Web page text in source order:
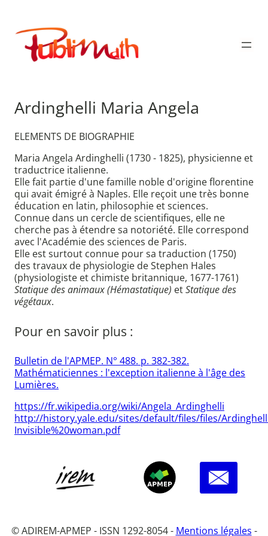
contenu
Publimath
Ardinghelli Maria Angela
ELEMENTS DE BIOGRAPHIE
Maria Angela Ardinghelli (1730 - 1825), physicienne et
traductrice italienne.
Elle fait partie d'une famille noble d'origine florentine
qui avait émigré à Naples. Elle reçoit une très bonne
éducation en latin, philosophie et sciences.
Connue dans un cercle de scientifiques, elle ne
cherche pas à étendre sa notoriété. Elle correspond
avec l'Académie des sciences de Paris.
Elle est surtout connue pour sa traduction (1750)
des travaux de physiologie de Stephen Hales
(physiologiste et chimiste britannique, 1677-1761)
Statique des animaux (Hémastatique) etStatique des
végétaux.
Pour en savoir plus :
Bulletin de l'APMEP. N° 488. p. 382-382.
Mathématiciennes : l'exception italienne à l'âge des
Lumières.
https://fr.wikipedia.org/wiki/Angela_Ardinghelli
http://history.yale.edu/sites/default/files/files/
Invisible%20woman.pdf
© ADIREM-APMEP - ISSN 1292-8054 - Mentions légales -